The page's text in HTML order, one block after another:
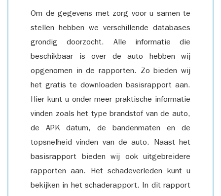
Om de gegevens met zorg voor u samen te
stellen hebben we verschillende databases
grondig doorzocht. Alle informatie die
beschikbaar is over de auto hebben wij
opgenomen in de rapporten. Zo bieden wij
het gratis te downloaden basisrapport aan.
Hier kunt u onder meer praktische informatie
vinden zoals het type brandstof van de auto,
de APK datum, de bandenmaten en de
topsnelheid vinden van de auto. Naast het
basisrapport bieden wij ook uitgebreidere
rapporten aan. Het schadeverleden kunt u
bekijken in het schaderapport. In dit rapport